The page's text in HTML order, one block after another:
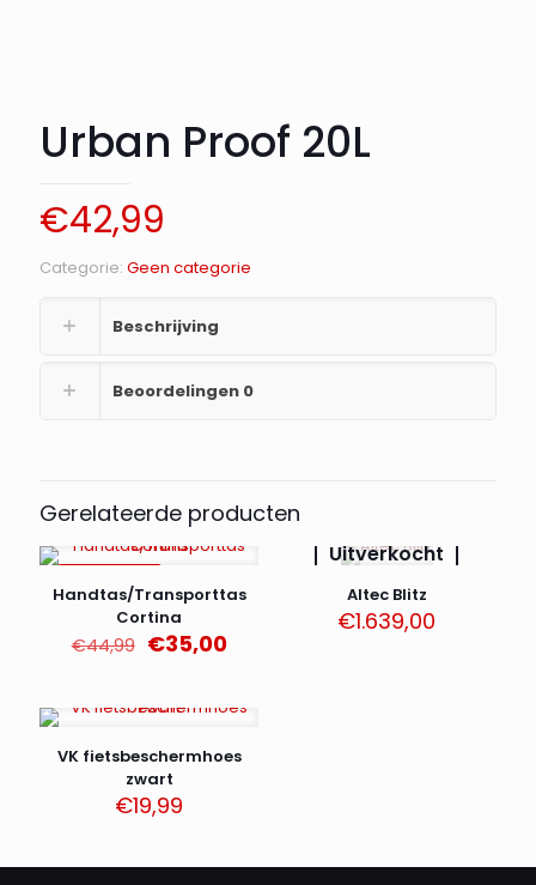
Urban Proof 20L
€42,99
Categorie: Geen categorie
Beschrijving
Beoordelingen 0
Gerelateerde producten
Handtas/Transporttas
Cortina
€44,99 Oorspronkelijke
€44,99.
€35,00Huidige
€35,00.
Uitverkocht
Altec Blitz
€1.639,00
VK fietsbeschermhoes
zwart
€19,99